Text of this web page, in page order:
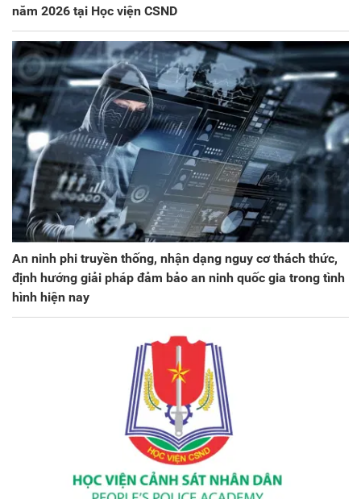
năm 2026 tại Học viện CSND
An ninh phi truyền thống, nhận dạng nguy cơ thách thức,
định hướng giải pháp đảm bảo an ninh quốc gia trong tình
hình hiện nay